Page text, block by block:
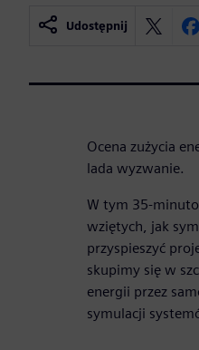
Udostępnij
Ocena zużycia
lada wyzwanie.
W tym 35-
wziętych, jak
przyspieszyć
skupimy się w
energii przez
symulacji